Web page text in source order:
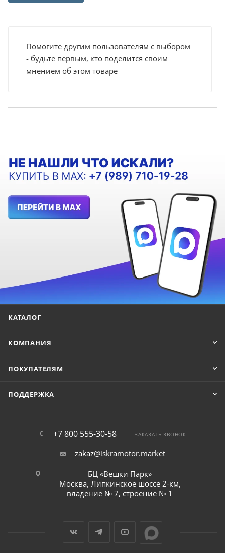
Помогите другим пользователям с выбором
- будьте первым, кто поделится своим
мнением об этом товаре
КАТАЛОГ
КОМПАНИЯ
ПОКУПАТЕЛЯМ
ПОДДЕРЖКА
+7 800 555-30-58 ЗАКАЗАТЬ ЗВОНОК
zakaz@iskramotor.market
БЦ «Вешки Парк»
Москва, Липкинское шоссе 2-км,
владение № 7, строение № 1